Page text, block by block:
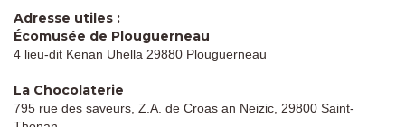
Adresse utiles :
Écomusée de Plouguerneau
4 lieu-dit Kenan Uhella 29880 Plouguerneau
La Chocolaterie
795 rue des saveurs, Z.A. de Croas an Neizic, 29800 Saint-